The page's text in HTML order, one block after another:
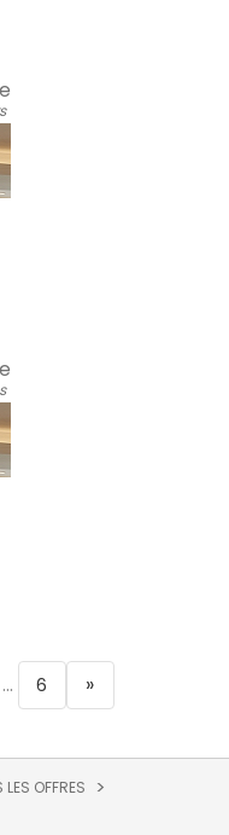
... 6 »
LES OFFRES